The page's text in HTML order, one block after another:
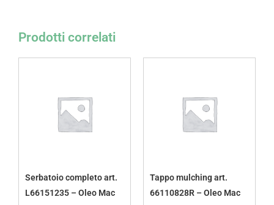
Prodotti correlati
Serbatoio completo art.
L66151235 – Oleo Mac
Tappo mulching art.
66110828R – Oleo Mac